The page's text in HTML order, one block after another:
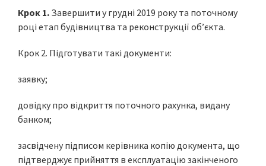
Крок 1. Завершити у грудні 2019 року та поточному
році етап будівництва та реконструкції об’єкта.
Крок 2. Підготувати такі документи:
заявку;
довідку про відкриття поточного рахунка, видану
банком;
засвідчену підписом керівника копію документа, що
підтверджує прийняття в експлуатацію закінченого